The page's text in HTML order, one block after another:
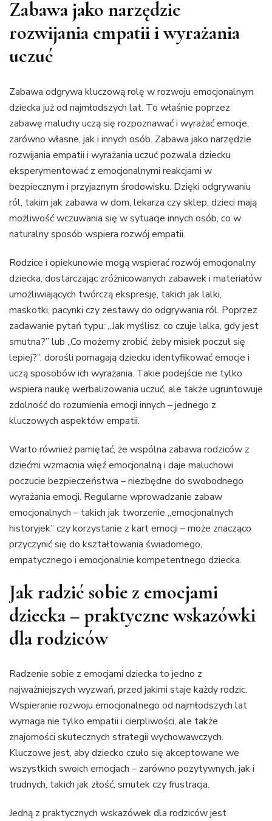
Zabawa jako narzędzie
rozwijania empatii i wyrażania
uczuć
Zabawa odgrywa kluczową rolę w rozwoju emocjonalnym
dziecka już od najmłodszych lat. To właśnie poprzez
zabawę maluchy uczą się rozpoznawać i wyrażać emocje,
zarówno własne, jak i innych osób. Zabawa jako narzędzie
rozwijania empatii i wyrażania uczuć pozwala dziecku
eksperymentować z emocjonalnymi reakcjami w
bezpiecznym i przyjaznym środowisku. Dzięki odgrywaniu
ról, takim jak zabawa w dom, lekarza czy sklep, dzieci mają
możliwość wczuwania się w sytuacje innych osób, co w
naturalny sposób wspiera rozwój empatii.
Rodzice i opiekunowie mogą wspierać rozwój emocjonalny
dziecka, dostarczając zróżnicowanych zabawek i materiałów
umożliwiających twórczą ekspresję, takich jak lalki,
maskotki, pacynki czy zestawy do odgrywania ról. Poprzez
zadawanie pytań typu: „Jak myślisz, co czuje lalka, gdy jest
smutna?” lub „Co możemy zrobić, żeby misiek poczuł się
lepiej?”, dorośli pomagają dziecku identyfikować emocje i
uczą sposobów ich wyrażania. Takie podejście nie tylko
wspiera naukę werbalizowania uczuć, ale także ugruntowuje
zdolność do rozumienia emocji innych – jednego z
kluczowych aspektów empatii.
Warto również pamiętać, że wspólna zabawa rodziców z
dziećmi wzmacnia więź emocjonalną i daje maluchowi
poczucie bezpieczeństwa – niezbędne do swobodnego
wyrażania emocji. Regularne wprowadzanie zabaw
emocjonalnych – takich jak tworzenie „emocjonalnych
historyjek” czy korzystanie z kart emocji – może znacząco
przyczynić się do kształtowania świadomego,
empatycznego i emocjonalnie kompetentnego dziecka.
Jak radzić sobie z emocjami
dziecka – praktyczne wskazówki
dla rodziców
Radzenie sobie z emocjami dziecka to jedno z
najważniejszych wyzwań, przed jakimi staje każdy rodzic.
Wspieranie rozwoju emocjonalnego od najmłodszych lat
wymaga nie tylko empatii i cierpliwości, ale także
znajomości skutecznych strategii wychowawczych.
Kluczowe jest, aby dziecko czuło się akceptowane we
wszystkich swoich emocjach – zarówno pozytywnych, jak i
trudnych, takich jak złość, smutek czy frustracja.
Jedną z praktycznych wskazówek dla rodziców jest